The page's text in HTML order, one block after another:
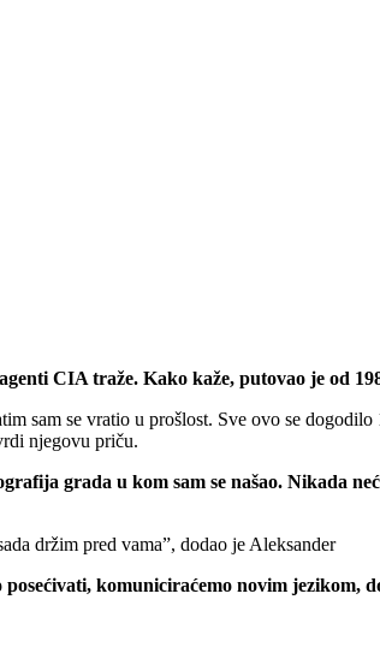
CIA traže. Kako kaže, putovao je od
sam se vratio u prošlost. Sve ovo se
njegovu priču.
grada u kom sam se našao. Nikada
držim pred vama”, dodao je Aleksander
komuniciraćemo novim jezikom,